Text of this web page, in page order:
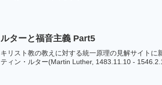
ルターと福音主義 Part5
キリスト教の教えに対する統一原理の見解サイト
ティン・ルター(Martin Luther, 1483.11.10 -